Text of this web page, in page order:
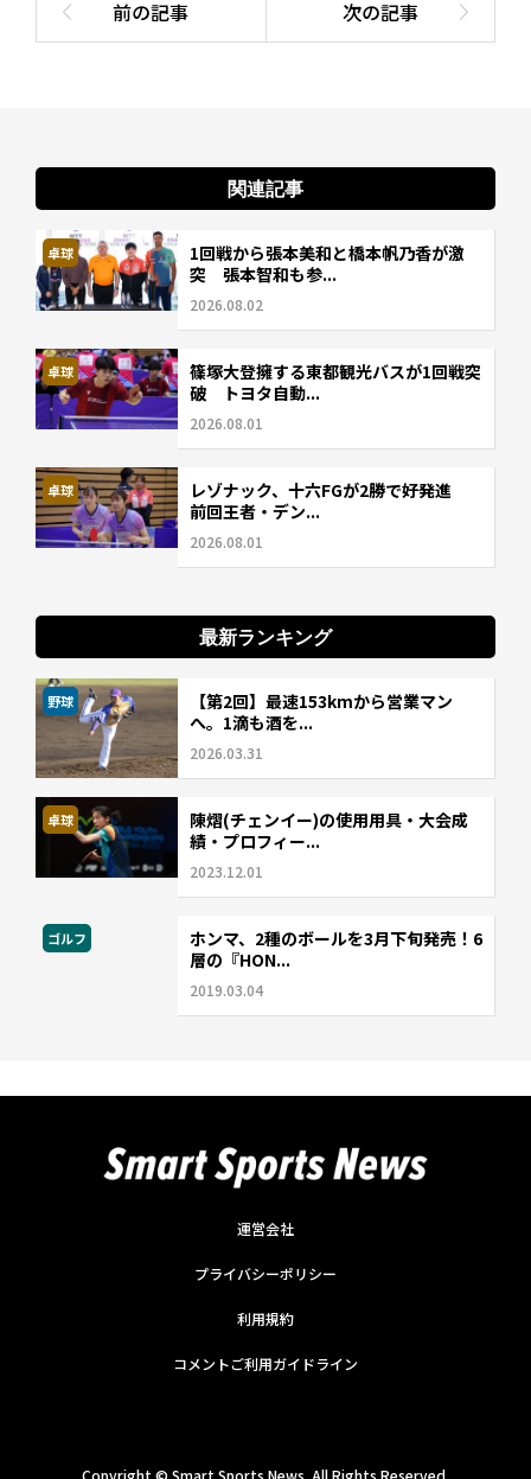
関連記事
卓球
1回戦から張本美和と橋本帆乃香が激
突 張本智和も参...
2026.08.02
卓球
篠塚大登擁する東都観光バスが1回戦突
破 トヨタ自動...
2026.08.01
卓球
レゾナック、十六FGが2勝で好発進
前回王者・デン...
2026.08.01
最新ランキング
野球
【第2回】最速153kmから営業マン
へ。1滴も酒を...
2026.03.31
卓球
陳熠(チェンイー)の使用用具・大会成
績・プロフィー...
2023.12.01
ゴルフ
ホンマ、2種のボールを3月下旬発売！6
層の『HON...
2019.03.04
運営会社
プライバシーポリシー
利用規約
コメントご利用ガイドライン
Copyright © Smart Sports News. All Rights Reserved.